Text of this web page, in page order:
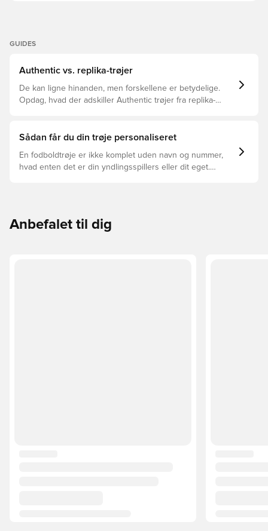
GUIDES
Authentic vs. replika-trøjer
De kan ligne hinanden, men forskellene er betydelige.
Opdag, hvad der adskiller Authentic trøjer fra replika-
Sådan får du din trøje personaliseret
En fodboldtrøje er ikke komplet uden navn og nummer,
hvad enten det er din yndlingsspillers eller dit eget.
Anbefalet til dig